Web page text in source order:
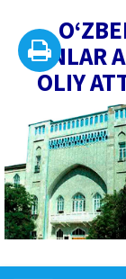
FANLAR
OLIY